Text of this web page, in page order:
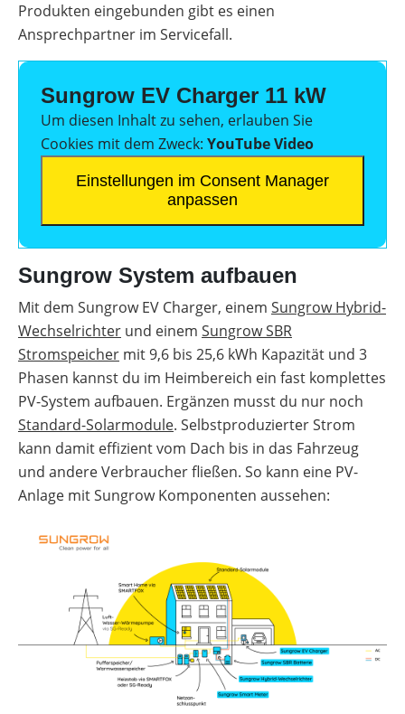
Produkten eingebunden gibt es einen
Ansprechpartner im Servicefall.
Sungrow EV Charger 11 kW
Um diesen Inhalt zu sehen, erlauben Sie
Cookies mit dem Zweck: YouTube Video
Einstellungen im Consent Manager
anpassen
Sungrow System aufbauen
Mit dem Sungrow EV Charger, einem Sungrow Hybrid-
Wechselrichter und einem Sungrow SBR
Stromspeicher mit 9,6 bis 25,6 kWh Kapazität und 3
Phasen kannst du im Heimbereich ein fast komplettes
PV-System aufbauen. Ergänzen musst du nur noch
Standard-Solarmodule. Selbstproduzierter Strom
kann damit effizient vom Dach bis in das Fahrzeug
und andere Verbraucher fließen. So kann eine PV-
Anlage mit Sungrow Komponenten aussehen: